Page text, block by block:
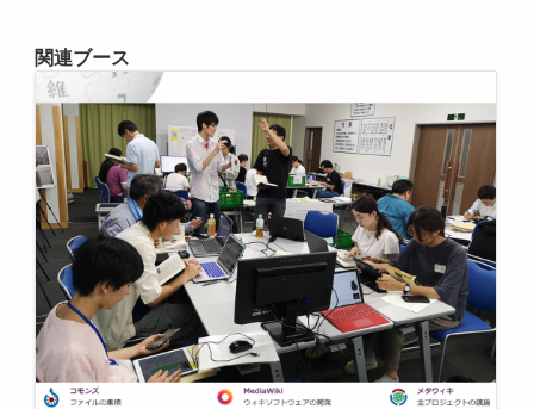
関連ブース